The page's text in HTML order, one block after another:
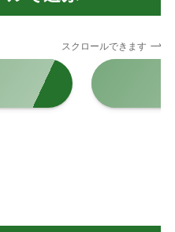
スクロールできます